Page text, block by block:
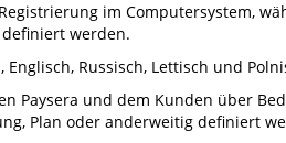
im Computersystem,
werden.
Englisch, Russisch, Lettisch und
Paysera und dem Kunden über
Plan oder anderweitig definiert